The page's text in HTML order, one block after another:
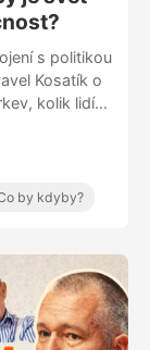
s politikou
Kosatík o
kolik lidí
české
by kdyby?